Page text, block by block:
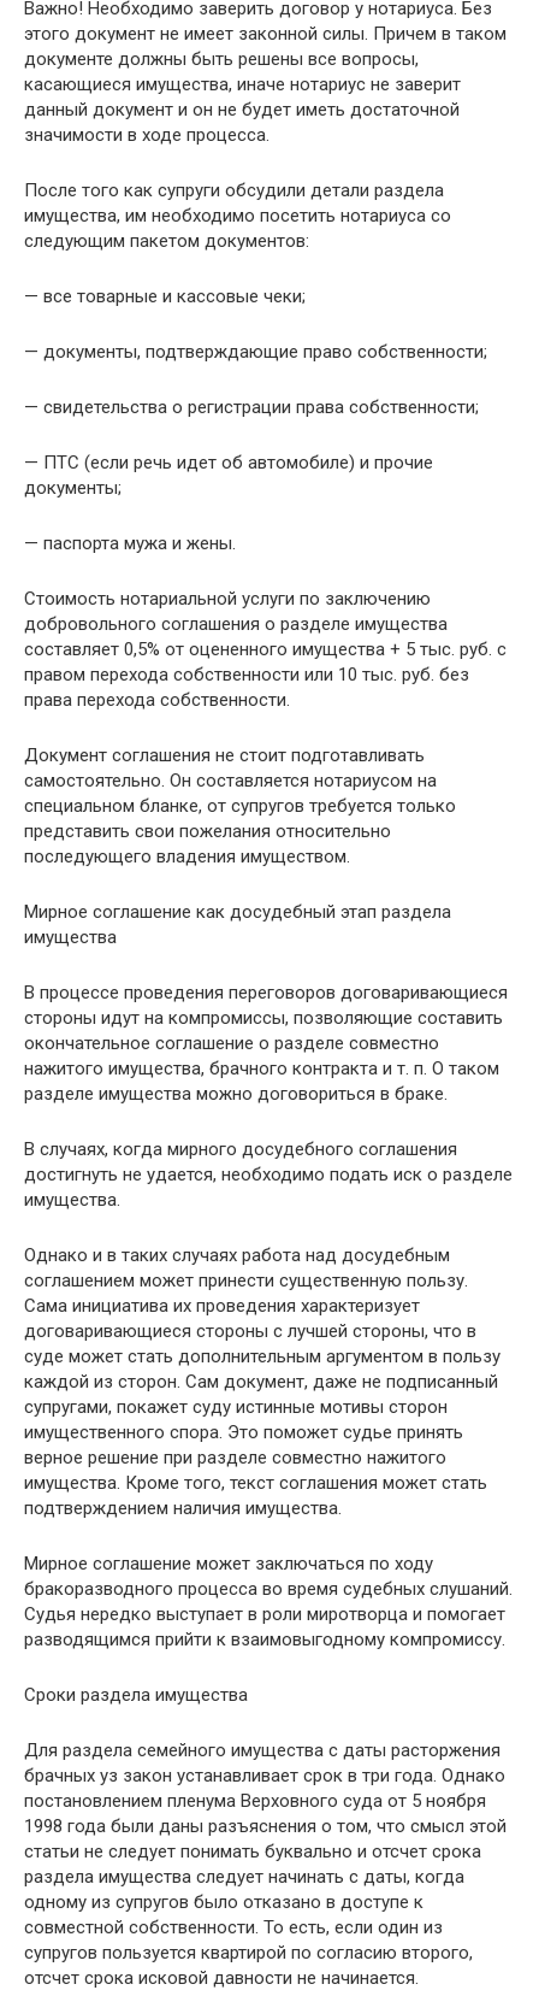
Важно! Необходимо заверить договор у нотариуса. Без
этого документ не имеет законной силы. Причем в таком
документе должны быть решены все вопросы,
касающиеся имущества, иначе нотариус не заверит
данный документ и он не будет иметь достаточной
значимости в ходе процесса.
После того как супруги обсудили детали раздела
имущества, им необходимо посетить нотариуса со
следующим пакетом документов:
— все товарные и кассовые чеки;
— документы, подтверждающие право собственности;
— свидетельства о регистрации права собственности;
— ПТС (если речь идет об автомобиле) и прочие
документы;
— паспорта мужа и жены.
Стоимость нотариальной услуги по заключению
добровольного соглашения о разделе имущества
составляет 0,5% от оцененного имущества + 5 тыс. руб. с
правом перехода собственности или 10 тыс. руб. без
права перехода собственности.
Документ соглашения не стоит подготавливать
самостоятельно. Он составляется нотариусом на
специальном бланке, от супругов требуется только
представить свои пожелания относительно
последующего владения имуществом.
Мирное соглашение как досудебный этап раздела
имущества
В процессе проведения переговоров договаривающиеся
стороны идут на компромиссы, позволяющие составить
окончательное соглашение о разделе совместно
нажитого имущества, брачного контракта и т. п. О таком
разделе имущества можно договориться в браке.
В случаях, когда мирного досудебного соглашения
достигнуть не удается, необходимо подать иск о разделе
имущества.
Однако и в таких случаях работа над досудебным
соглашением может принести существенную пользу.
Сама инициатива их проведения характеризует
договаривающиеся стороны с лучшей стороны, что в
суде может стать дополнительным аргументом в пользу
каждой из сторон. Сам документ, даже не подписанный
супругами, покажет суду истинные мотивы сторон
имущественного спора. Это поможет судье принять
верное решение при разделе совместно нажитого
имущества. Кроме того, текст соглашения может стать
подтверждением наличия имущества.
Мирное соглашение может заключаться по ходу
бракоразводного процесса во время судебных слушаний.
Судья нередко выступает в роли миротворца и помогает
разводящимся прийти к взаимовыгодному компромиссу.
Сроки раздела имущества
Для раздела семейного имущества с даты расторжения
брачных уз закон устанавливает срок в три года. Однако
постановлением пленума Верховного суда от 5 ноября
1998 года были даны разъяснения о том, что смысл этой
статьи не следует понимать буквально и отсчет срока
раздела имущества следует начинать с даты, когда
одному из супругов было отказано в доступе к
совместной собственности. То есть, если один из
супругов пользуется квартирой по согласию второго,
отсчет срока исковой давности не начинается.